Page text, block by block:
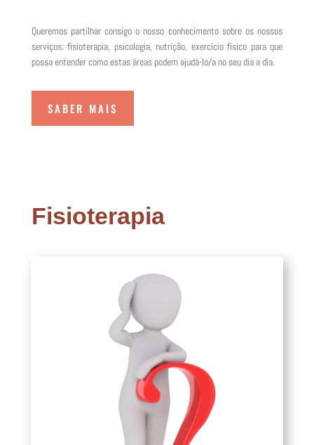
Queremos partilhar consigo o nosso conhecimento sobre os nossos
serviços: fisioterapia, psicologia, nutrição, exercício físico para que
possa entender como estas áreas podem ajudá-lo/a no seu dia a dia.
SABER MAIS
Fisioterapia